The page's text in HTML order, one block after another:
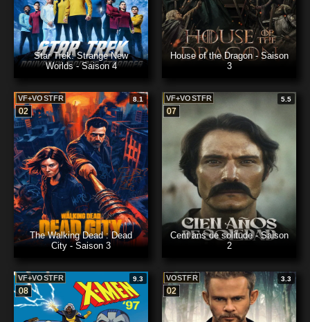
Star Trek: Strange New
Worlds - Saison 4
House of the Dragon - Saison
3
VF+VOSTFR 8.1
02
The Walking Dead : Dead
City - Saison 3
VF+VOSTFR 5.5
07
Cent ans de solitude - Saison
2
VF+VOSTFR 9.3
08
VOSTFR 3.3
02